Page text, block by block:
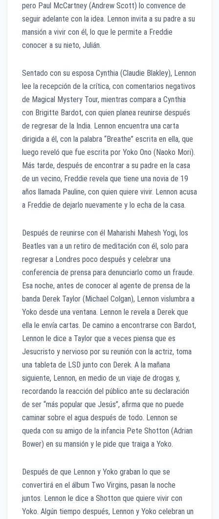
pero Paul McCartney (Andrew Scott) lo convence de
seguir adelante con la idea. Lennon invita a su padre a su
mansión a vivir con él, lo que le permite a Freddie
conocer a su nieto, Julián.
Sentado con su esposa Cynthia (Claudie Blakley), Lennon
lee la recepción de la crítica, con comentarios negativos
de Magical Mystery Tour, mientras compara a Cynthia
con Brigitte Bardot, con quien planea reunirse después
de regresar de la India. Lennon encuentra una carta
dirigida a él, con la palabra “Breathe” escrita en ella, que
luego reveló que fue escrita por Yoko Ono (Naoko Mori).
Más tarde, después de encontrar a su padre en la casa
de un vecino, Freddie revela que tiene una novia de 19
años llamada Pauline, con quien quiere vivir. Lennon acusa
a Freddie de dejarlo nuevamente y lo echa de la casa.
Después de reunirse con él Maharishi Mahesh Yogi, los
Beatles van a un retiro de meditación con él, solo para
regresar a Londres poco después y celebrar una
conferencia de prensa para denunciarlo como un fraude.
Esa noche, antes de conocer al agente de prensa de la
banda Derek Taylor (Michael Colgan), Lennon vislumbra a
Yoko desde una ventana. Lennon le revela a Derek que
ella le envía cartas. De camino a encontrarse con Bardot,
Lennon le dice a Taylor que a veces piensa que es
Jesucristo y nervioso por su reunión con la actriz, toma
una tableta de LSD junto con Derek. A la mañana
siguiente, Lennon, en medio de un viaje de drogas y,
recordando la reacción del público ante su declaración
de ser “más popular que Jesús”, afirma que no puede
caminar sobre el agua después de todo. Lennon se
queda con su amigo de la infancia Pete Shotton (Adrian
Bower) en su mansión y le pide que traiga a Yoko.
Después de que Lennon y Yoko graban lo que se
convertirá en el álbum Two Virgins, pasan la noche
juntos. Lennon le dice a Shotton que quiere vivir con
Yoko. Algún tiempo después, Lennon y Yoko celebran un